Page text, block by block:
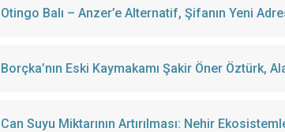
Otingo Balı – Anzer’e Alternatif, Şifanın Yeni
Borçka’nın Eski Kaymakamı Şakir Öner Öztürk,
Can Suyu Miktarının Artırılması: Nehir